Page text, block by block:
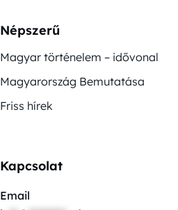
Népszerű
Magyar történelem – idővonal
Magyarország Bemutatása
Friss hírek
Kapcsolat
Email